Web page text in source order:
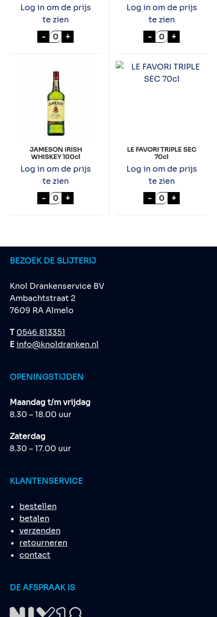
Log in om de prijs
te zien
- JAMESON IRISH WHISKEY 70cl aantal
+
Log in om de prijs
te zien
- ABERLOUR 12
+
JAMESON IRISH
WHISKEY 100cl
Log in om de prijs
te zien
- JAMESON IRISH WHISKEY 100cl aantal
+
LE FAVORI TRIPLE SEC
70cl
Log in om de prijs
te zien
- LE FAVORI
+
BEZOEK DE SLIJTERIJ
Knol Drankenservice BV
Ambachtstraat 2
7609 RA Almelo
T 0546 813351
Einfo@knoldranken.nl
OPENINGSTIJDEN
Maandag t/m vrijdag
8.30 – 18.00 uur
Zaterdag
8.30 – 17.00 uur
KLANTENSERVICE
bestellen
betalen
verzenden
retourneren
contact
DE AFSPRAAK IS